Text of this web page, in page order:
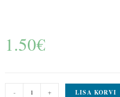
1.50€
- + LISA KORVI